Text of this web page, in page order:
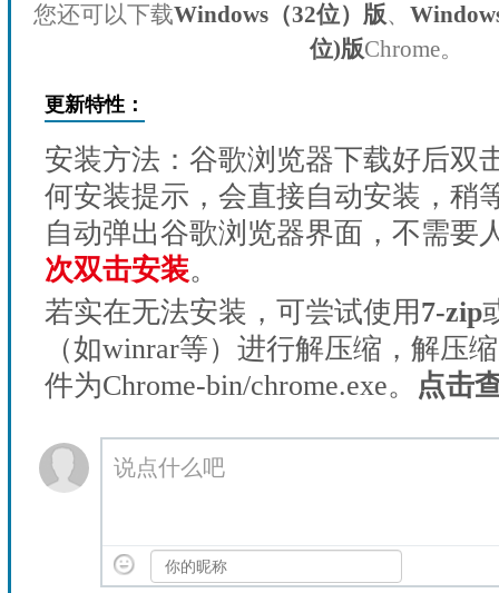
您还可以下载Windows（32位）版、
位)版Chrome。
更新特性：
安装方法：谷歌浏览器下载好后双
何安装提示，会直接自动安装，稍
自动弹出谷歌浏览器界面，不需要
次双击安装。
若实在无法安装，可尝试使用7-zip
（如winrar等）进行解压缩，解压
件为Chrome-bin/chrome.exe。
点击
说点什么吧